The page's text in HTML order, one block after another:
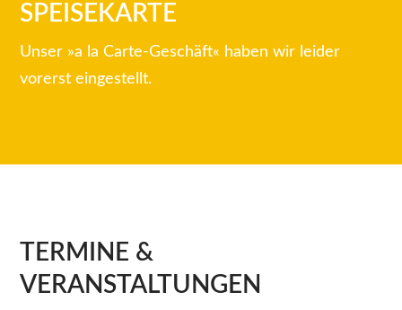
SPEISEKARTE
Unser »a la Carte-Geschäft« haben wir leider
vorerst eingestellt.
TERMINE &
VERANSTALTUNGEN